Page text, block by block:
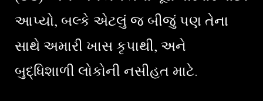
આપ્યો, બલ્કે એટલું જ બીજું પણ તેના
સાથે અમારી ખાસ કૃપાથી, અને
બુદ્ધિશાળી લોકોની નસીહત માટે.